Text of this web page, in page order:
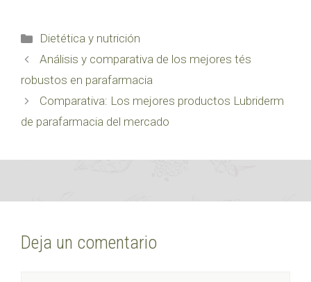
Categorías
Dietética y nutrición
Análisis y comparativa de los mejores tés
robustos en parafarmacia
Comparativa: Los mejores productos Lubriderm
de parafarmacia del mercado
Deja un comentario